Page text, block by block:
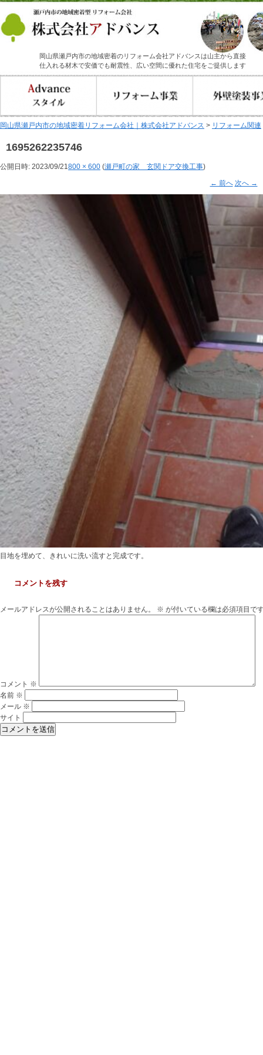
岡山県瀬戸内市の地域密着のリフォーム会社アドバンスは山主から直接
仕入れる材木で安価でも耐震性、広い空間に優れた住宅をご提供します
岡山県瀬戸内市の地域密着リフォーム会社｜株式会社アドバンス > リフォーム関連
1695262235746
公開日時: 2023/09/21800 × 600 (瀬戸町の家 玄関ドア交換工事)
← 前へ 次へ →
目地を埋めて、きれいに洗い流すと完成です。
コメントを残す
メールアドレスが公開されることはありません。 ※ が付いている欄は必須項目で
コメント ※
名前 ※
メール ※
サイト